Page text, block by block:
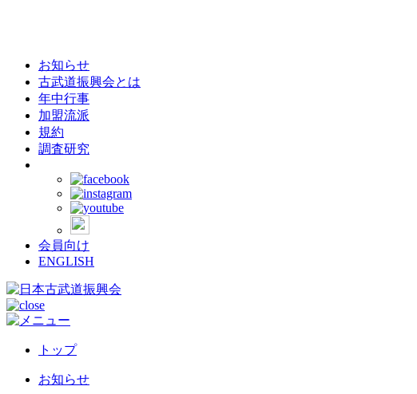
お知らせ
古武道振興会とは
年中行事
加盟流派
規約
調査研究
会員向け
ENGLISH
トップ
お知らせ